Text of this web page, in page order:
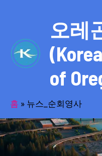
오레
of
홈 » 뉴스_순회영사
반세기의 세월을
오레